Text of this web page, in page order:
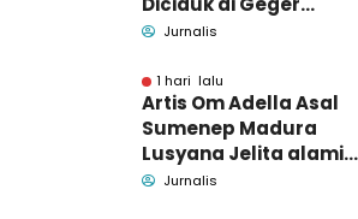
Bangkalan, Polisi Masih
Barang Bukti
Jurnalis
1 hari lalu
Artis Om Adella Asal
Sumenep Madura
Lusyana Jelita alami
kecelakaan di Wonogiri
Jurnalis